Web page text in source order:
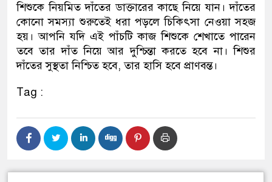
শিশুকে নিয়মিত দাঁতের ডাক্তারের কাছে নিয়ে যান। দাঁতের
কোনো সমস্যা শুরুতেই ধরা পড়লে চিকিৎসা নেওয়া সহজ
হয়। আপনি যদি এই পাঁচটি কাজ শিশুকে শেখাতে পারেন
তবে তার দাঁত নিয়ে আর দুশ্চিন্তা করতে হবে না। শিশুর
দাঁতের সুস্থতা নিশ্চিত হবে, তার হাসি হবে প্রাণবন্ত।
Tag :